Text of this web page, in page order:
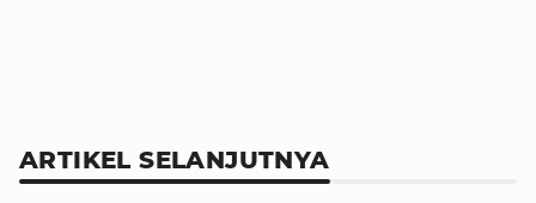
ARTIKEL SELANJUTNYA